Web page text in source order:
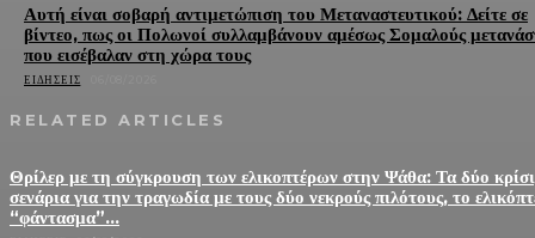
Αυτή είναι σοβαρή αντιμετώπιση του Μεταναστευτικού: Δείτε σε
βίντεο, πως οι Πολωνοί συλλαμβάνουν αμέσως Σομαλούς
που εισέβαλαν στη χώρα τους
ΕΙΔΉΣΕΙΣ
RELATED ARTICLES
Θρίλερ με τη σύγκρουση των ελικοπτέρων στην Ψάθα: Τα δύο
σενάρια για την τραγωδία με τους δύο νεκρούς πιλότους, το
“φάντασμα”...